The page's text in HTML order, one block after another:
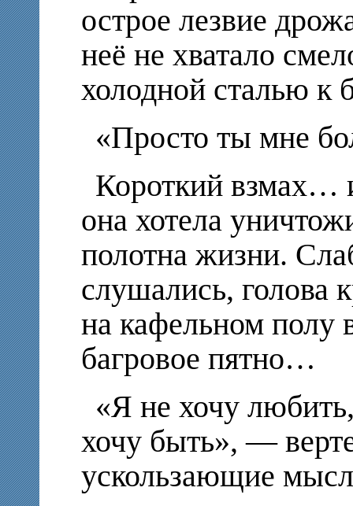
острое лезвие
неё не хватало
холодной сталью к
«Просто ты мне
Короткий
она хотела
полотна жизни.
слушались, голова
на кафельном полу
багровое пятно…
«Я не хочу
хочу быть», —
ускользающие